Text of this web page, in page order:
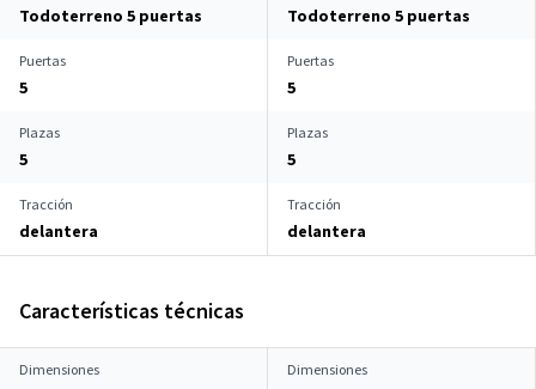
Todoterreno 5 puertas Todoterreno 5 puertas
Puertas
5
Puertas
5
Plazas
5
Plazas
5
Tracción
delantera
Tracción
delantera
Características técnicas
Dimensiones Dimensiones